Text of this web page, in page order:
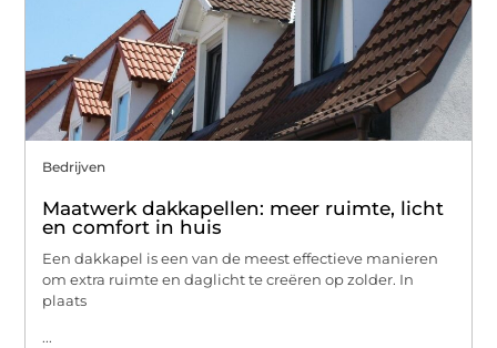
Bedrijven
Maatwerk dakkapellen: meer ruimte, licht
en comfort in huis
Een dakkapel is een van de meest effectieve manieren
om extra ruimte en daglicht te creëren op zolder. In
plaats
...